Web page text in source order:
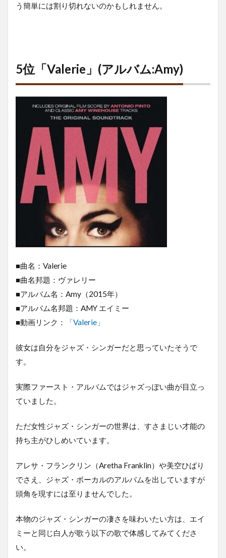
う簡単には割り切れないのかもしれません。
5位「Valerie」(アルバム:Amy)
■曲名：Valerie
■曲名邦題：ヴァレリー
■アルバム名：Amy（2015年）
■アルバム名邦題：AMY エイミー
■動画リンク：
「Valerie」
彼女は自分をジャズ・シンガーだと思っていたそうで
す。
実際ファースト・アルバムではジャズっぽい曲が目立っ
ていました。
ただ女性ジャズ・シンガーの世界は、すさまじい才能の
持ち主がひしめいています。
アレサ・フランクリン（Aretha Franklin）や美空ひばり
でさえ、ジャズ・ボーカルのアルバムを出していますが
頭角を現すには至りませんでした。
本物のジャズ・シンガーの凄さを味わいたい方は、エイ
ミーと同じ白人が歌う以下の歌で体感してみてくださ
い。